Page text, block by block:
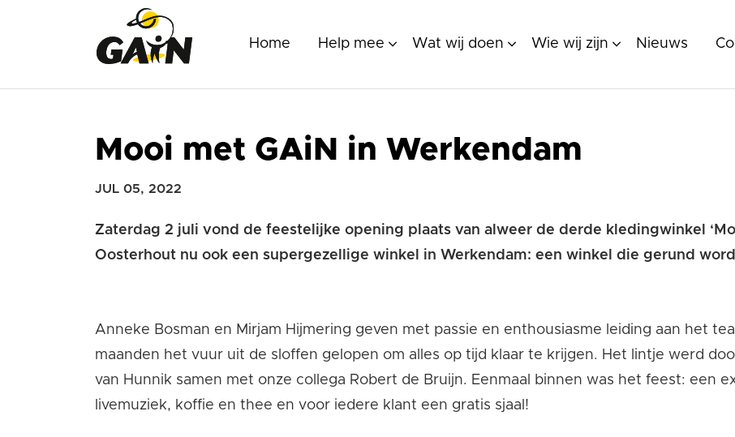
Home Help mee Wat wij doen Wie wij zijn Nieuws
Mooi met GAiN in Werkendam
JUL 05, 2022
Zaterdag 2 juli vond de feestelijke opening plaats van alweer de derde kledingwinkel
Oosterhout nu ook een supergezellige winkel in Werkendam: een winkel die gerund
Anneke Bosman en Mirjam Hijmering geven met passie en enthousiasme leiding aan het
maanden het vuur uit de sloffen gelopen om alles op tijd klaar te krijgen. Het lintje werd
van Hunnik samen met onze collega Robert de Bruijn. Eenmaal binnen was het feest: een
livemuziek, koffie en thee en voor iedere klant een gratis sjaal!